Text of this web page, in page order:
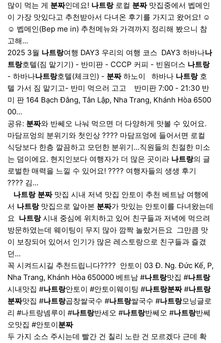
많이 먹는 게 분짜인데요! 나트랑로컬 분짜맛집중에서 벱메인
이 가장 맛있다고 추천받아서 다녀온 후기를 가지고 왔어요! ☺️
☺️ 벱메인(Bep me in) 추천메뉴와 가격까지 정리해 봤으니 참
고해...
2025 3월 나트랑여행 DAY3 우리의 여행 코스 ​ DAY3 하바나나
트랑호텔(짐 맡기기) - 반미판 - CCCP 커피 - 빈원더스 나트랑
- 하바나나트랑호텔(체크인) - 분짜하노이 ​ ​ 하바나 나트랑호
텔 가서 짐 맡기고- 반미 먹으러 고고 ​ ​ ​ 반미판 7:00 - 21:30 반
미 판 164 Bạch Đằng, Tân Lập, Nha Trang, Khánh Hòa 6500
00...
공유: 분짜와 반쎄오 나눠 먹으면 더 다양하게 맛볼 수 있어요.
마담프엉의 분위기와 첫인상 ???? 마담프엉에 들어서면 로컬
식당보다 한층 깔끔하고 모던한 분위기...직원들의 친절한 미소
는 덤이에요. 현지인보다 여행자가 더 많은 곳이라 나트랑의 글
로벌한 매력을 느낄 수 있어요! ???? 여행자들의 생생 후기
???? 김...
나트랑 분짜맛집 시내 저녁 맛집 안토이 추천 베트남 여행에
서 나트랑맛집으로 알아본 분짜가 맛있는 안토이를 다녀왔는데
요 ​ 나트랑시내 중심에 위치하고 있어 친구들과 저녁에 먹으려
방문하였는데 웨이팅이 무지 많아 깜짝 놀랐거든요 ​ 그만큼 맛
이 보장되어 있어서 인기가 많은 레스토랑으로 친구들과 즐겼
던...
꼭 시켜드시길 추천드립니다???? ​ 안토이 03 Đ. Ng. Đức Kế, P,
Nha Trang, Khánh Hòa 650000 베트남 #나트랑맛집 #나트랑
시내맛집 #나트랑안토이 #안토이웨이팅 #나트랑분짜#나트랑
분짜맛집 #나트랑곱창쌀국수 #나트랑쌀국수 #나트랑모닝글로
리 #나트랑넴루이 #나트랑반세오 #나트랑반쎄오 #나트랑반쎄
오맛집 #안토이분짜
두 가지 소스 주시는데 빨간 건 칠리 노란 건 모르겠다 근데 확